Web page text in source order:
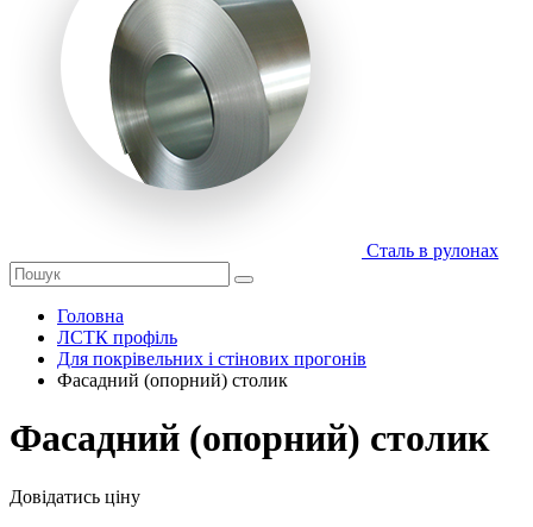
Сталь в рулонах
Головна
ЛСТК профіль
Для покрівельних і стінових прогонів
Фасадний (опорний) столик
Фасадний (опорний) столик
Довідатись ціну